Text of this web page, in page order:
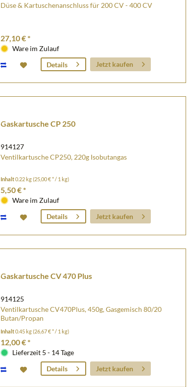
Düse & Kartuschenanschluss für 200 CV - 400 CV
27,10 € *
Ware im Zulauf
Details
Jetzt kaufen
Gaskartusche CP 250
914127
Ventilkartusche CP250, 220g Isobutangas
Inhalt0.22 kg(25,00 € * / 1 kg)
5,50 € *
Ware im Zulauf
Details
Jetzt kaufen
Gaskartusche CV 470 Plus
914125
Ventilkartusche CV470Plus, 450g, Gasgemisch 80/20
Butan/Propan
Inhalt0.45 kg(26,67 € * / 1 kg)
12,00 € *
Lieferzeit 5 - 14 Tage
Details
Jetzt kaufen